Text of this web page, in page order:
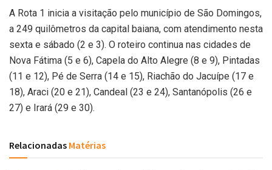
A Rota 1 inicia a visitação pelo município de São Domingos,
a 249 quilômetros da capital baiana, com atendimento nesta
sexta e sábado (2 e 3). O roteiro continua nas cidades de
Nova Fátima (5 e 6), Capela do Alto Alegre (8 e 9), Pintadas
(11 e 12), Pé de Serra (14 e 15), Riachão do Jacuípe (17 e
18), Araci (20 e 21), Candeal (23 e 24), Santanópolis (26 e
27) e Irará (29 e 30).
Relacionadas Matérias